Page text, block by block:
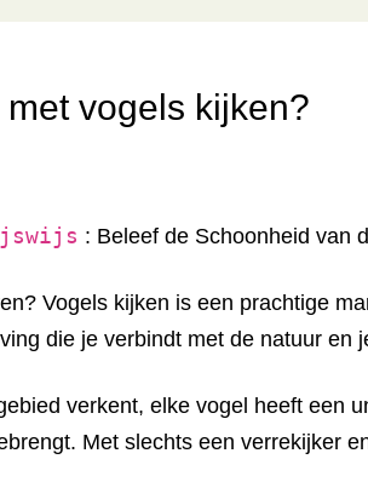
vogels kijken?
: Beleef de Schoonheid van
Vogels kijken is een prachtige
die je verbindt met de natuur
verkent, elke vogel heeft een
Met slechts een verrekijker